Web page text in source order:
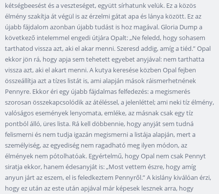
kétségbeesést és a veszteséget, együtt sírhatunk velük. Ez a közös
élmény szakítja át végül is az érzelmi gátat apa és lánya között. Ez az
újabb fájdalom azonban újabb tudást is hoz magával. Gloria Dump a
következő intelemmel engedi útjára Opalt: „Ne feledd, hogy sohasem
tarthatod vissza azt, aki el akar menni. Szeresd addig, amíg a tiéd.” Opal
ekkor jön rá, hogy apja sem tehetett egyebet anyjával: nem tarthatta
vissza azt, aki el akart menni. A kutya keresése közben Opal fejben
összeállítja azt a tízes listát is, ami alapján mások ráismerhetnének
Pennyre. Ekkor éri egy újabb fájdalmas felfedezés: a megismerés
szorosan összekapcsolódik az átéléssel, a jelenléttel; ami neki tíz élmény,
valóságos események lenyomata, emléke, az másnak csak egy tíz
pontból álló, üres lista. Rá kell döbbennie, hogy anyját sem tudná
felismerni és nem tudja igazán megismerni a listája alapján, mert a
személyiség, az egyediség nem ragadható meg ilyen módon, az
élmények nem pótolhatóak. Egyértelmű, hogy Opal nem csak Pennyt
siratja ekkor, hanem édesanyját is: „Most vettem észre, hogy amíg
anyun járt az eszem, el is feledkeztem Pennyről.” A kislány kiválóan érzi,
hogy ez után az este után apjával már képesek lesznek arra, hogy